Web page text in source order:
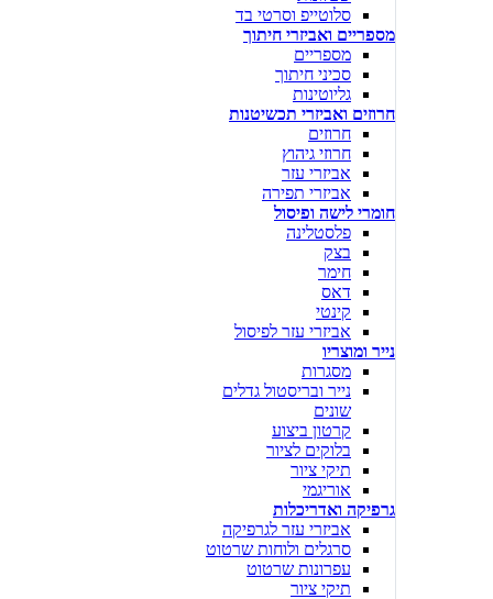
סלוטייפ וסרטי בד
מספריים ואביזרי חיתוך
מספריים
סכיני חיתוך
גליוטינות
חרוזים ואביזרי תכשיטנות
חרוזים
חרוזי גיהוץ
אביזרי עזר
אביזרי תפירה
חומרי לישה ופיסול
פלסטלינה
בצק
חימר
דאס
קינטי
אביזרי עזר לפיסול
נייר ומוצריו
מסגרות
נייר ובריסטול גדלים
שונים
קרטון ביצוע
בלוקים לציור
תיקי ציור
אוריגמי
גרפיקה ואדריכלות
אביזרי עזר לגרפיקה
סרגלים ולוחות שרטוט
עפרונות שרטוט
תיקי ציור